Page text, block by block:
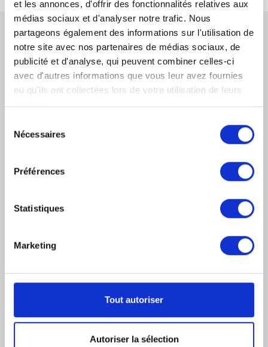
et les annonces, d'offrir des fonctionnalités relatives aux
médias sociaux et d'analyser notre trafic. Nous
partageons également des informations sur l'utilisation de
notre site avec nos partenaires de médias sociaux, de
publicité et d'analyse, qui peuvent combiner celles-ci
avec d'autres informations que vous leur avez fournies
ou qu'ils ont collectées lors de votre utilisation de leurs
services.
Nécessaires
Préférences
Statistiques
Marketing
Tout autoriser
Autoriser la sélection
CONTACTEZ-NOUS
DERNIERS ARTICLES JURIDIQUES
De Versement D’une Aide Publique Lorsque Vous Êtes
Une Entreprise ?
Qu’est-Ce Que La Médiation Ou La Conciliation ?